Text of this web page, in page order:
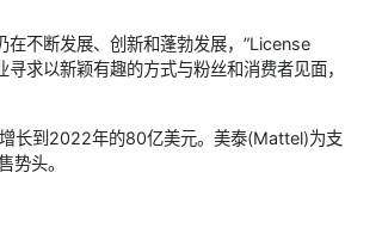
在不断发展、创新和蓬勃发展，”License
求以新颖有趣的方式与粉丝和消费者见面，
长到2022年的80亿美元。美泰(Mattel)为支
势头。